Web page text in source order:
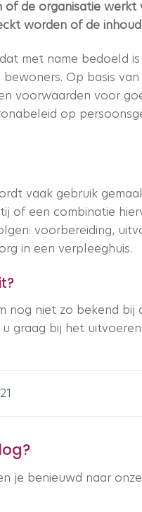
de organisatie
worden of de
met name bedoeld
Op basis
voorwaarden voor
op
vaak gebruik
of een combinatie
voorbereiding,
in een verpleeghuis.
nog niet zo bekend
graag bij het
je benieuwd naar